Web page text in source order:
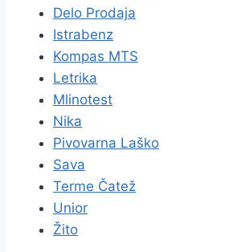
Delo Prodaja
Istrabenz
Kompas MTS
Letrika
Mlinotest
Nika
Pivovarna Laško
Sava
Terme Čatež
Unior
Žito